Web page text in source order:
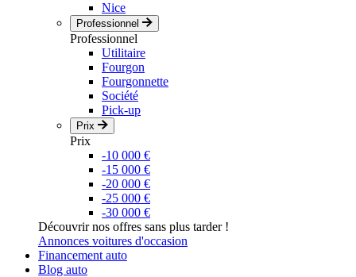
Nice
Professionnel
Professionnel
Utilitaire
Fourgon
Fourgonnette
Société
Pick-up
Prix
Prix
-10 000 €
-15 000 €
-20 000 €
-25 000 €
-30 000 €
Découvrir nos offres sans plus tarder !
Annonces voitures d'occasion
Financement auto
Blog auto